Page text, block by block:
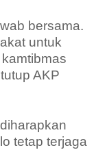
bersama.
untuk
AKP
tetap terjaga